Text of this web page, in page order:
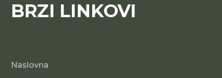
BRZI LINKOVI
Naslovna